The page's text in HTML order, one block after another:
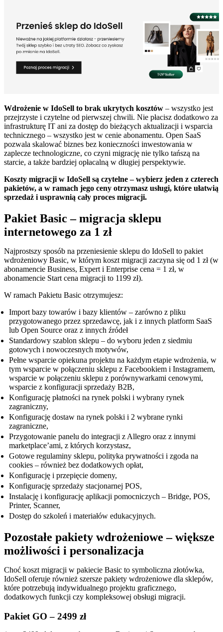
Wdrożenie w IdoSell to brak ukrytych kosztów – wszystko jest
przejrzyste i czytelne od pierwszej chwili. Nie płacisz dodatkowo za
infrastrukturę IT ani za dostęp do bieżących aktualizacji i wsparcia
technicznego – wszystko jest w cenie abonamentu. Open SaaS
pozwala skalować biznes bez konieczności inwestowania w
zaplecze technologiczne, co czyni migrację nie tylko tańszą na
starcie, a także bardziej opłacalną w długiej perspektywie.
Koszty migracji w IdoSell są czytelne – wybierz jeden z czterech
pakietów, a w ramach jego ceny otrzymasz usługi, które ułatwią
sprzedaż i usprawnią cały proces migracji.
Pakiet Basic – migracja sklepu
internetowego za 1 zł
Najprostszy sposób na przeniesienie sklepu do IdoSell to pakiet
wdrożeniowy Basic, w którym koszt migracji zaczyna się od 1 zł (w
abonamencie Business, Expert i Enterprise cena = 1 zł, w
abonamencie Start cena migracji to 1199 zł).
W ramach Pakietu Basic otrzymujesz:
Import bazy towarów i bazy klientów – zarówno z pliku
przygotowanego przez sprzedawcę, jak i z innych platform SaaS
lub Open Source oraz z innych źródeł
Standardowy szablon sklepu – do wyboru jeden z siedmiu
gotowych i nowoczesnych motywów,
Pełne wsparcie opiekuna projektu na każdym etapie wdrożenia, w
tym wsparcie w połączeniu sklepu z Facebookiem i Instagramem,
wsparcie w połączeniu sklepu z porównywarkami cenowymi,
wsparcie z konfiguracji sprzedaży B2B,
Konfigurację płatności na rynek polski i wybrany rynek
zagraniczny,
Konfigurację dostaw na rynek polski i 2 wybrane rynki
zagraniczne,
Przygotowanie panelu do integracji z Allegro oraz z innymi
marketplace’ami, z których korzystasz,
Gotowe regulaminy sklepu, polityka prywatności i zgoda na
cookies – również bez dodatkowych opłat,
Konfigurację i przepięcie domeny,
Konfigurację sprzedaży stacjonarnej POS,
Instalację i konfigurację aplikacji pomocniczych – Bridge, POS,
Printer, Scanner,
Dostęp do szkoleń i materiałów edukacyjnych.
Pozostałe pakiety wdrożeniowe – większe
możliwości i personalizacja
Choć koszt migracji w pakiecie Basic to symboliczna złotówka,
IdoSell oferuje również szersze pakiety wdrożeniowe dla sklepów,
które potrzebują indywidualnego projektu graficznego,
dodatkowych funkcji czy kompleksowej obsługi migracji.
Pakiet GO – 2499 zł